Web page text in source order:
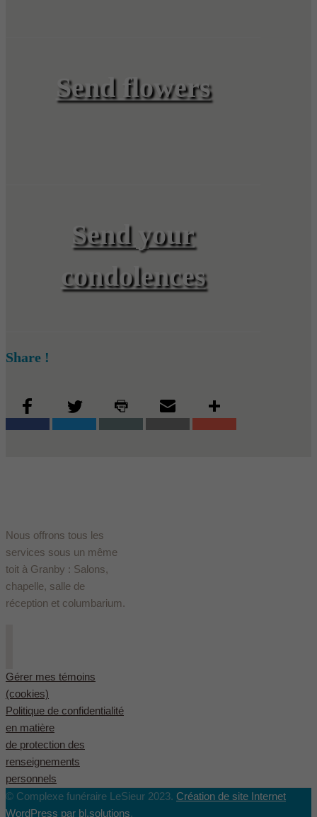
Send flowers
Send your
condolences
Share !
Nous offrons tous les
services sous un même
toit à Granby : Salons,
chapelle, salle de
réception et columbarium.
Gérer mes témoins
(cookies)
Politique de confidentialité
en matière
de protection des
renseignements
personnels
© Complexe funéraire LeSieur 2023. Création de site Internet
WordPress par bl.solutions.